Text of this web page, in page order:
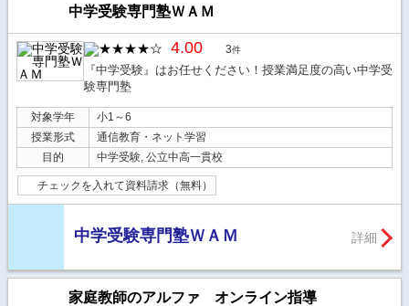
中学受験専門塾ＷＡＭ
4.00 3件
『中学受験』はお任せください！授業満足度の高い中学受
験専門塾
対象学年
小1～6
授業形式
通信教育・ネット学習
目的
中学受験, 公立中高一貫校
チェックを入れて資料請求（無料）
中学受験専門塾ＷＡＭ 詳細
家庭教師のアルファ オンライン指導